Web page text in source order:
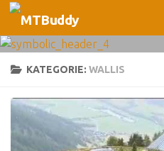
Unter dem Inhalt
KATEGORIE: WALLIS